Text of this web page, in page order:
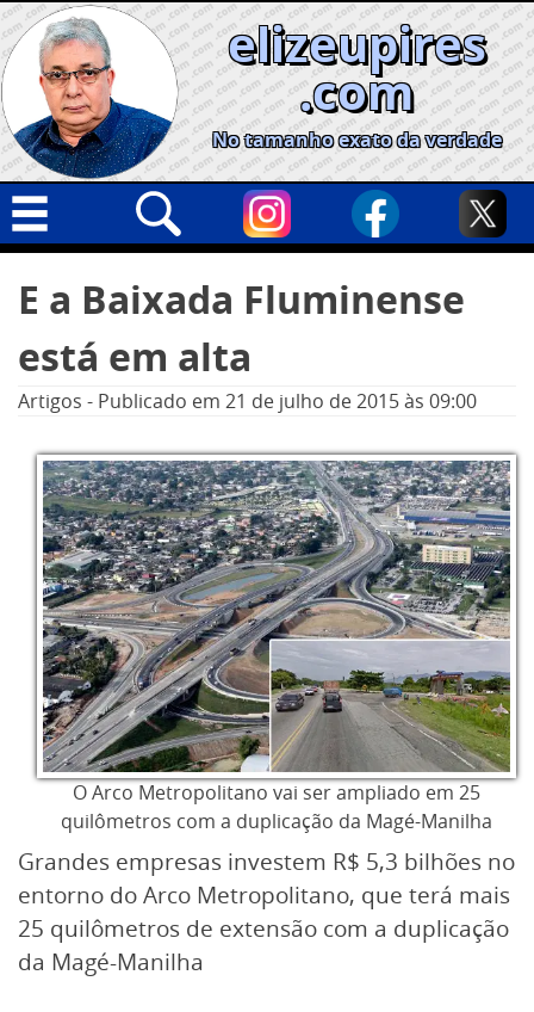
Skip
to
content
elizeupires
.com
No tamanho exato da verdade
Geral
Cidades
Política
Opinião
Informe especial
por:
E a Baixada Fluminense
está em alta
Artigos - Publicado em 21 de julho de 2015às 09:00
O Arco Metropolitano vai ser ampliado em 25
quilômetros com a duplicação da Magé-Manilha
Grandes empresas investem R$ 5,3 bilhões no
entorno do Arco Metropolitano, que terá mais
25 quilômetros de extensão com a duplicação
da Magé-Manilha